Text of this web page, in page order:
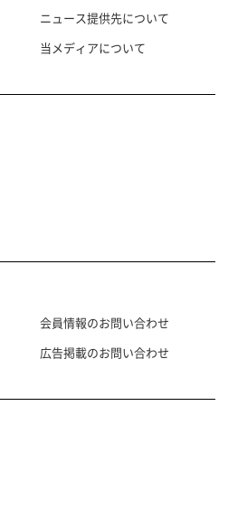
ニュース提供先について
当メディアについて
会員情報のお問い合わせ
広告掲載のお問い合わせ